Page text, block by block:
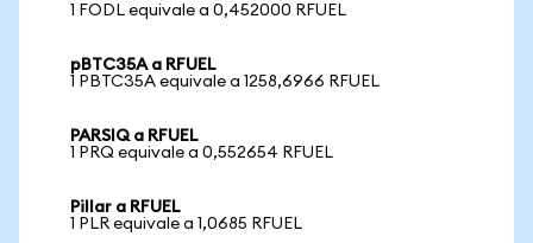
1 FODL equivale a 0,452000 RFUEL
pBTC35A a RFUEL
1 PBTC35A equivale a 1258,6966 RFUEL
PARSIQ a RFUEL
1 PRQ equivale a 0,552654 RFUEL
Pillar a RFUEL
1 PLR equivale a 1,0685 RFUEL